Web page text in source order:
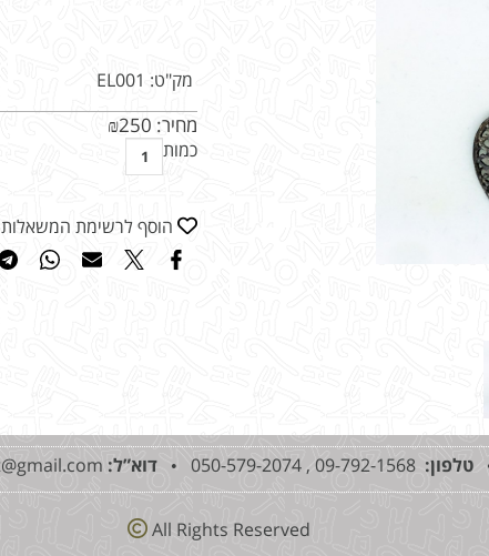
מק"ט: EL001
מחיר: ₪250
כמות
הוסף לרשימת המשאלות
טלפון: 09-792-1568 , 050-579-2074 • דוא”ל:
All Rights Reserved